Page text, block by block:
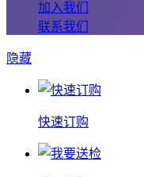
加入我们
联系我们
隐藏
快速订购